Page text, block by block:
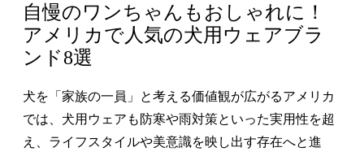
自慢のワンちゃんもおしゃれに！
アメリカで人気の犬用ウェアブラ
ンド8選
犬を「家族の一員」と考える価値観が広がるアメリカ
では、犬用ウェアも防寒や雨対策といった実用性を超
え、ライフスタイルや美意識を映し出す存在へと進